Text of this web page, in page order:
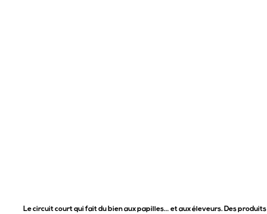
Le circuit court qui fait du bien aux papilles… et aux éleveurs. Des